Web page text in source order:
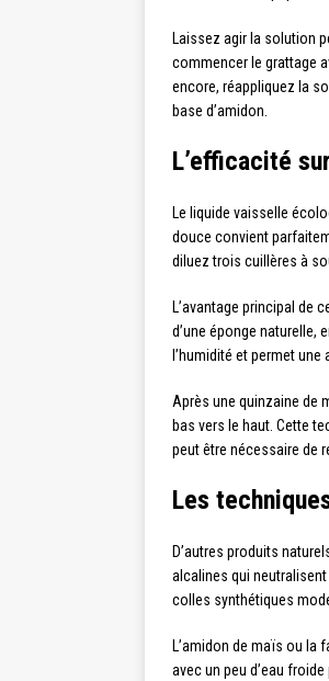
Laissez agir la solution
commencer le grattage
encore, réappliquez la
base d’amidon.
L’efficacité
Le liquide vaisselle
douce convient
diluez trois cuillères à
L’avantage principal de
d’une éponge
l’humidité et permet
Après une quinzaine de
bas vers le haut. Cette
peut être nécessaire de
Les
D’autres produits
alcalines qui
colles synthétiques
L’amidon de maïs ou la
avec un peu d’eau